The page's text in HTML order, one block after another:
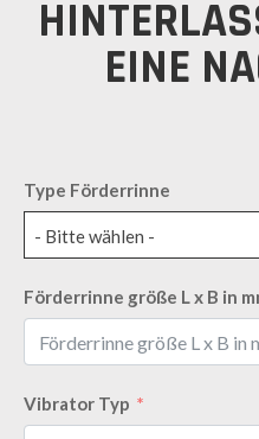
EINE
Type Förderrinne
- Bitte wählen -
Förderrinne größe L x B in
Vibrator Typ